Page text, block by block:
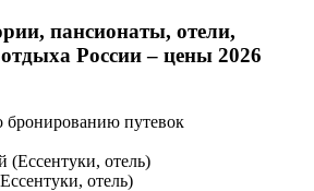
пансионаты, отели,
России – цены 2026
путевок
отель)